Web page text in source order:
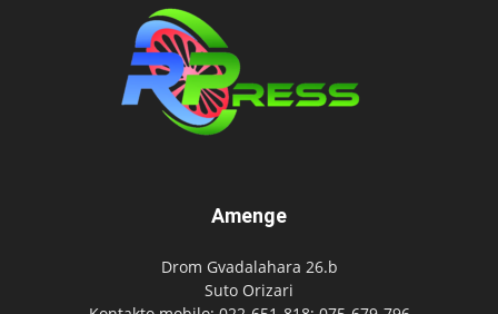
Amenge
Drom Gvadalahara 26.b
Suto Orizari